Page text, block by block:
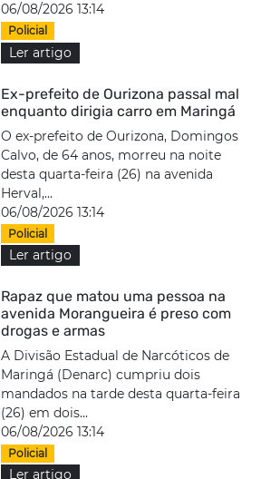
06/08/2026 13:14
Policial
Ler artigo
Ex-prefeito de Ourizona passal mal
enquanto dirigia carro em Maringá
O ex-prefeito de Ourizona, Domingos
Calvo, de 64 anos, morreu na noite
desta quarta-feira (26) na avenida
Herval,...
06/08/2026 13:14
Policial
Ler artigo
Rapaz que matou uma pessoa na
avenida Morangueira é preso com
drogas e armas
A Divisão Estadual de Narcóticos de
Maringá (Denarc) cumpriu dois
mandados na tarde desta quarta-feira
(26) em dois...
06/08/2026 13:14
Policial
Ler artigo